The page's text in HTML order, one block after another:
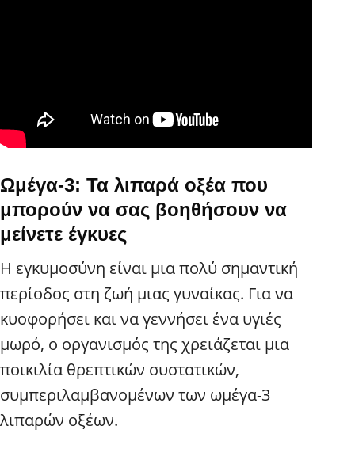
Ωμέγα-3: Τα λιπαρά οξέα που
μπορούν να σας βοηθήσουν να
μείνετε έγκυες
Η εγκυμοσύνη είναι μια πολύ σημαντική
περίοδος στη ζωή μιας γυναίκας. Για να
κυοφορήσει και να γεννήσει ένα υγιές
μωρό, ο οργανισμός της χρειάζεται μια
ποικιλία θρεπτικών συστατικών,
συμπεριλαμβανομένων των ωμέγα-3
λιπαρών οξέων.